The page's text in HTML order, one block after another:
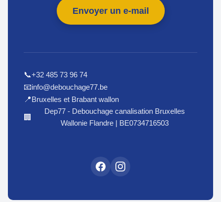
Envoyer un e-mail
📞+32 485 73 96 74
📧info@debouchage77.be
📍Bruxelles et Brabant wallon
🏢
Dep77 - Debouchage canalisation Bruxelles
Wallonie Flandre | BE0734716503